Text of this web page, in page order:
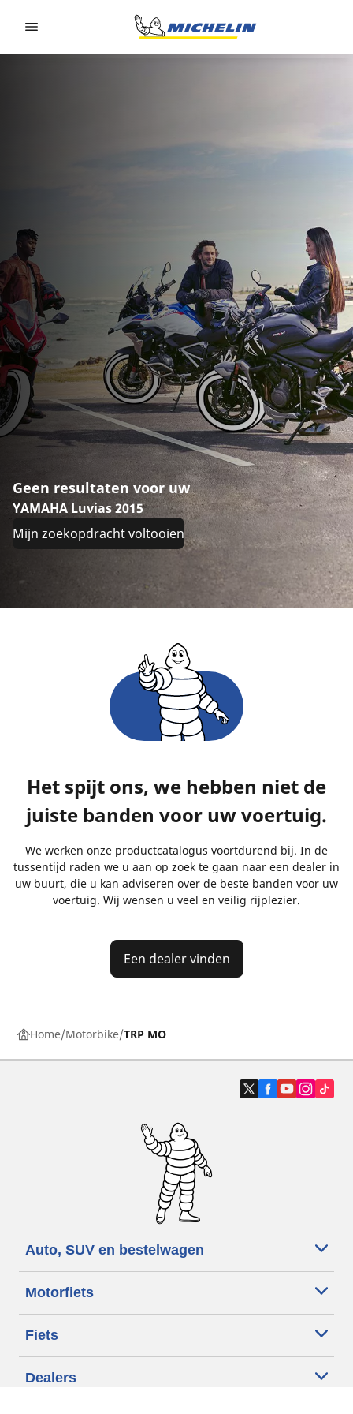
Geen resultaten voor uw
YAMAHA Luvias 2015
Mijn zoekopdracht voltooien
Het spijt ons, we hebben niet de
juiste banden voor uw voertuig.
We werken onze productcatalogus voortdurend bij. In de
tussentijd raden we u aan op zoek te gaan naar een dealer in
uw buurt, die u kan adviseren over de beste banden voor uw
voertuig. Wij wensen u veel en veilig rijplezier.
Een dealer vinden
Home Motorbike TRP MO
Auto, SUV en bestelwagen
Motorfiets
Fiets
Dealers